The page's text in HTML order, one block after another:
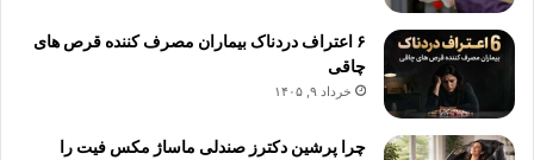
۶ اعتراف دردناک بیماران مصرف کننده قرص های
چاقی
خرداد ۹, ۱۴۰۵
چرا پرشین دکترز صندلی ماساژ مکس فیت را